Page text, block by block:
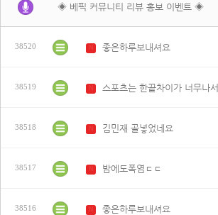
◈ 베픽 커뮤니티 리뷰 홍보 이벤트 ◈
38520 좋은하루보내셔요
38519 스포츠는 한끝차이가 너무나서
38518 김민재 골넣었네요
38517 밤에도폭염ㄷㄷ
38516 좋은하루보내셔요